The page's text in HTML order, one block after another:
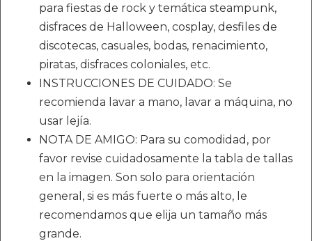
para fiestas de rock y temática steampunk,
disfraces de Halloween, cosplay, desfiles de
discotecas, casuales, bodas, renacimiento,
piratas, disfraces coloniales, etc.
INSTRUCCIONES DE CUIDADO: Se
recomienda lavar a mano, lavar a máquina, no
usar lejía.
NOTA DE AMIGO: Para su comodidad, por
favor revise cuidadosamente la tabla de tallas
en la imagen. Son solo para orientación
general, si es más fuerte o más alto, le
recomendamos que elija un tamaño más
grande.